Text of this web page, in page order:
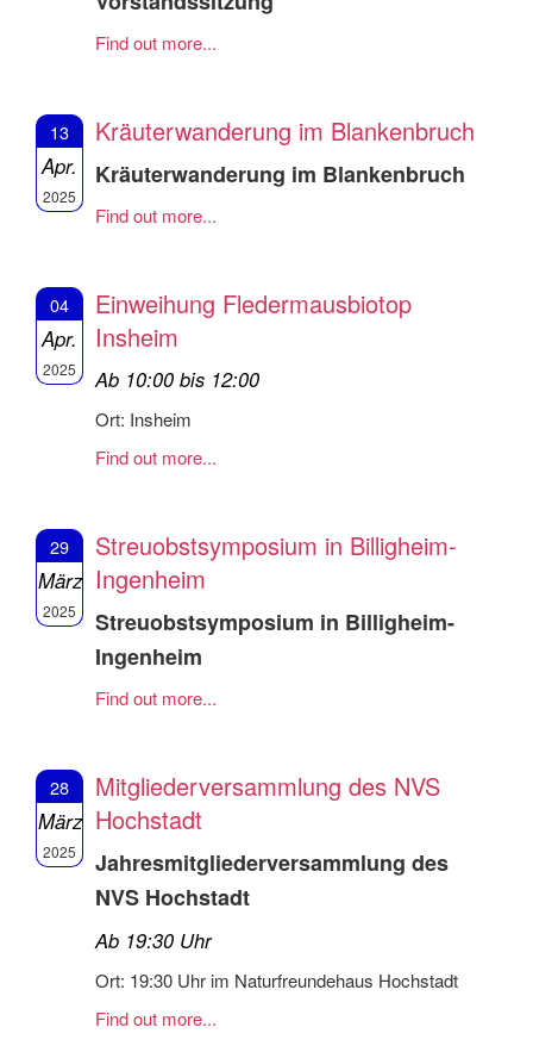
Find out more...
13
Apr.
2025
Kräuterwanderung im Blankenbruch
Kräuterwanderung im Blankenbruch
Find out more...
04
Apr.
2025
Einweihung Fledermausbiotop
Insheim
Ab 10:00 bis 12:00
Ort: Insheim
Find out more...
29
März
2025
Streuobstsymposium in Billigheim-
Ingenheim
Streuobstsymposium in Billigheim-
Ingenheim
Find out more...
28
März
2025
Mitgliederversammlung des NVS
Hochstadt
Jahresmitgliederversammlung des
NVS Hochstadt
Ab 19:30 Uhr
Ort: 19:30 Uhr im Naturfreundehaus Hochstadt
Find out more...